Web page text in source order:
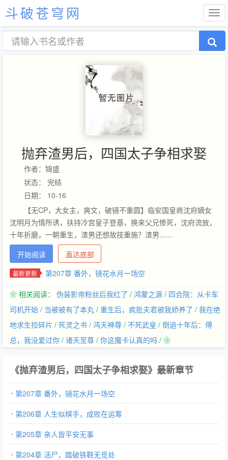
斗破苍穹网
抛弃渣男后，四国太子争相求娶
作者：锦盛
状态： 完结
日期： 10-16
【无CP，大女主，爽文，破镜不重圆】临安国皇商沈府嫡女
沈明月为情所诱，扶持冷宫皇子登基，换来父兄惨死，沈府流放，
十年折磨，一朝重生，渣男还想故技重施？渣男...…
开始阅读
直达底部
最新更新 第207章 番外，镜花水月一场空
❀ 相关阅读： 伪装影帝粉丝后我红了 / 鸿蒙之源 / 四合院：从卡车
司机开始 / 当被被有了本丸 / 重生后，疯批夫君被我娇养了 / 我在绝
地求生捡碎片 / 死灵之书 / 鸿天神尊 / 不死武皇 / 倒追十年后：傅
总，我没爱过你 / 诸天至尊 / 你这魔卡认真的吗 / ❀
《抛弃渣男后，四国太子争相求娶》最新章节
第207章 番外，镜花水月一场空
第206章 人生似棋手，成败在运筹
第205章 亲人皆平安无事
第204章 活尸，踏破铁鞋无觅处